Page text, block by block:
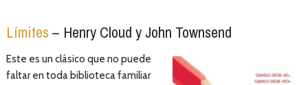
Límites – Henry Cloud y John Townsend
Este es un clásico que no puede
faltar en toda biblioteca familiar